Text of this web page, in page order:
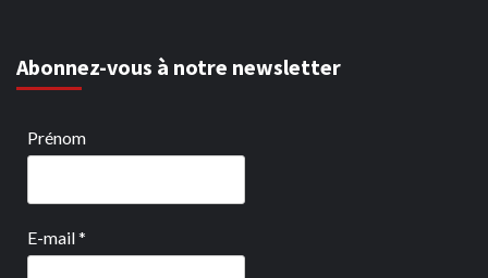
Abonnez-vous à notre newsletter
Prénom
E-mail*